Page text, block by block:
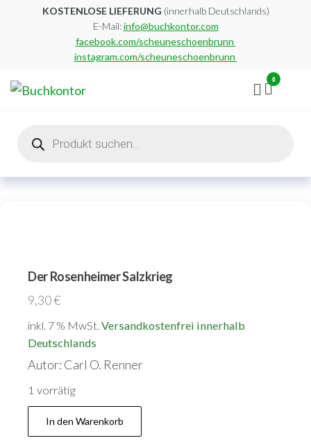
KOSTENLOSE LIEFERUNG (innerhalb Deutschlands)
E-Mail:info@buchkontor.com
facebook.com/scheuneschoenbrunn
instagram.com/scheuneschoenbrunn
0
search
Der Rosenheimer Salzkrieg
9,30€
inkl. 7 % MwSt. Versandkostenfrei innerhalb
Deutschlands
Autor: Carl O. Renner
1 vorrätig
Der
Rosenheimer
In den Warenkorb